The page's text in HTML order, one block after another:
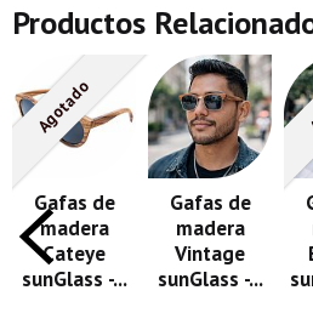
Productos
Agotado
Gafas de
madera
Cateye
sunGlass -...
Gafas de
madera
Vintage
sunGlass -...